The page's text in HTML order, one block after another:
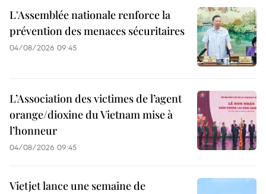
L'Assemblée nationale renforce la
prévention des menaces sécuritaires
04/08/2026 09:45
L’Association des victimes de l’agent
orange/dioxine du Vietnam mise à
l’honneur
04/08/2026 09:45
Vietjet lance une semaine de